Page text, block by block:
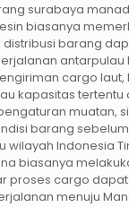
surabaya
biasanya
barang
antarpulau
cargo
kapasitas tertentu
muatan,
barang
wilayah Indonesia
biasanya
proses cargo
menuju